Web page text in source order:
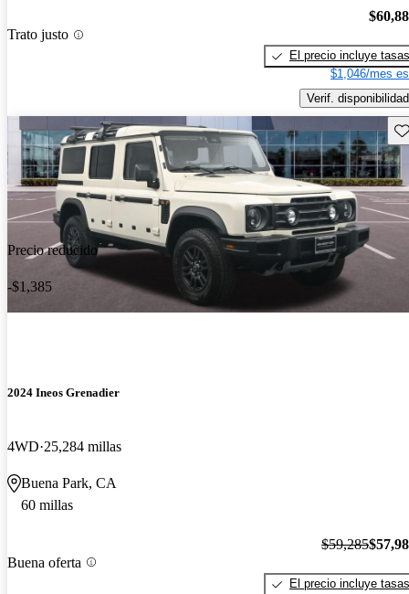
Trato justo
El precio incluye tasas
$1,046/mes
Verif. disponibilidad
Precio reducido
-$1,385
2024 Ineos Grenadier
4WD 25,284 millas
Buena Park, CA
60 millas
Buena oferta
$59,285
El precio incluye tasas